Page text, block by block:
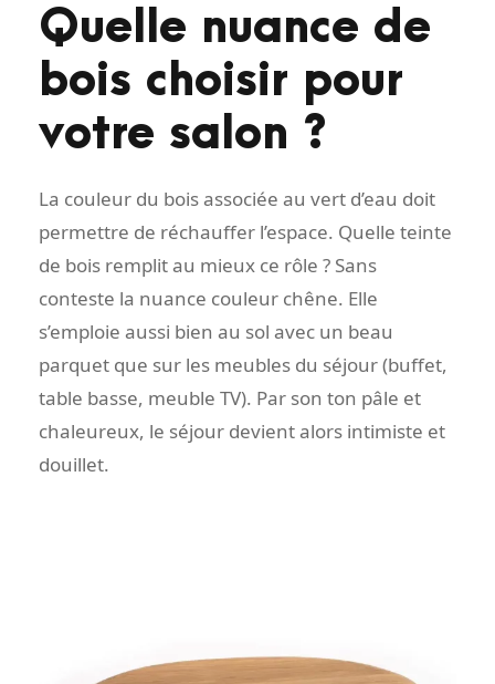
Quelle nuance de
bois choisir pour
votre salon ?
La couleur du bois associée au vert d’eau doit
permettre de réchauffer l’espace. Quelle teinte
de bois remplit au mieux ce rôle ? Sans
conteste la nuance couleur chêne. Elle
s’emploie aussi bien au sol avec un beau
parquet que sur les meubles du séjour (buffet,
table basse, meuble TV). Par son ton pâle et
chaleureux, le séjour devient alors intimiste et
douillet.